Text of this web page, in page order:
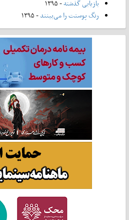
بازیابی گذشته- ۱۳۹۵
رنگ پوستت را می‌بینند- ۱۳۹۵